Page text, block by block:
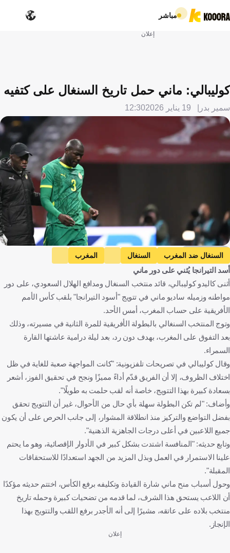
مباشر
إعلان
كوليبالي: ماني حمل تاريخ السنغال على كتفيه
سمير بدر 19 يناير 2026 12:30
Getty Images
السنغال ضد المغرب السنغال
المغرب
كأس أمم إفريقيا
خاليدو كوليبالي
الهلال
دوري روشن السعودي السنغال
المغرب
كرة قدم
أسد التيرانجا يُثني على دور ماني
أثنى كاليدو كوليبالي، قائد منتخب السنغال ومدافع الهلال السعودي، على دور
مواطنه وزميله ساديو ماني في تتويج "أسود التيرانجا" بلقب كأس الأمم
الأفريقية على حساب المغرب، أمس الأحد.
وتوج المنتخب السنغالي بالبطولة الأفريقية للمرة الثانية في مسيرته، وذلك
بعد التفوق على المغرب، بهدف دون رد، بعد ليلة درامية عاشتها القارة
السمراء.
وقال كوليبالي في تصريحات تلفزيونية: "كانت المواجهة صعبة للغاية في ظل
اختلاف الظروف، إلا أن الفريق قدّم أداءً مميزًا ونجح في تحقيق الفوز، أشعر
بسعادة كبيرة بهذا التتويج، خاصة أنه لقب حلمت به طويلًا".
وأضاف: "لم تكن البطولة سهلة بأي حال من الأحوال، غير أن التتويج تحقق
بفضل التواضع والتركيز منذ انطلاقة المشوار، إلى جانب الحرص على أن يكون
جميع اللاعبين في أعلى درجات الجاهزية الذهنية".
وتابع حديثه: "المنافسة اشتدت بشكل كبير في الأدوار الإقصائية، وهو ما يحتم
علينا الاستمرار في العمل وبذل المزيد من الجهد استعدادًا للاستحقاقات
المقبلة".
وحول أسباب منح ماني شارة القيادة وتكليفه برفع الكأس، اختتم حديثه مؤكدًا
أن اللاعب يستحق هذا الشرف، لما قدمه من تضحيات كبيرة وحمله تاريخ
منتخب بلاده على عاتقه، مشيرًا إلى أنه الأجدر برفع اللقب والتتويج بهذا
الإنجاز.
إعلان